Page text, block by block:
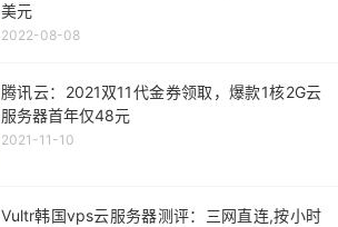
美元
2022-08-08
腾讯云：2021双11代金券领取，爆款1核2G云
服务器首年仅48元
2021-11-10
Vultr韩国vps云服务器测评：三网直连,按小时